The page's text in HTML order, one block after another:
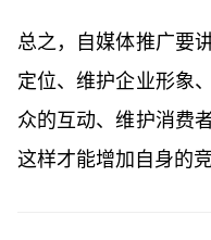
总之，自媒体推广要
定位、维护企业形象
众的互动、维护消费
这样才能增加自身的